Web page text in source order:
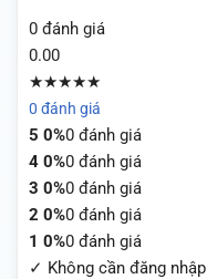
0 đánh giá
0.00
★★★★★
0 đánh giá
5 0%0 đánh giá
4 0%0 đánh giá
3 0%0 đánh giá
2 0%0 đánh giá
1 0%0 đánh giá
✓ Không cần đăng nhập